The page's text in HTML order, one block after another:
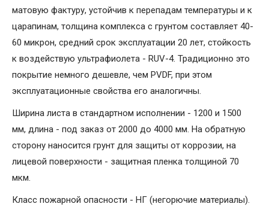
матовую фактуру, устойчив к перепадам температуры и к
царапинам, толщина комплекса с грунтом составляет 40-
60 микрон, средний срок эксплуатации 20 лет, стойкость
к воздействую ультрафиолета - RUV-4. Традиционно это
покрытие немного дешевле, чем PVDF, при этом
эксплуатационные свойства его аналогичны.
Ширина листа в стандартном исполнении - 1200 и 1500
мм, длина - под заказ от 2000 до 4000 мм. На обратную
сторону наносится грунт для защиты от коррозии, на
лицевой поверхности - защитная пленка толщиной 70
мкм.
Класс пожарной опасности - НГ (негорючие материалы).